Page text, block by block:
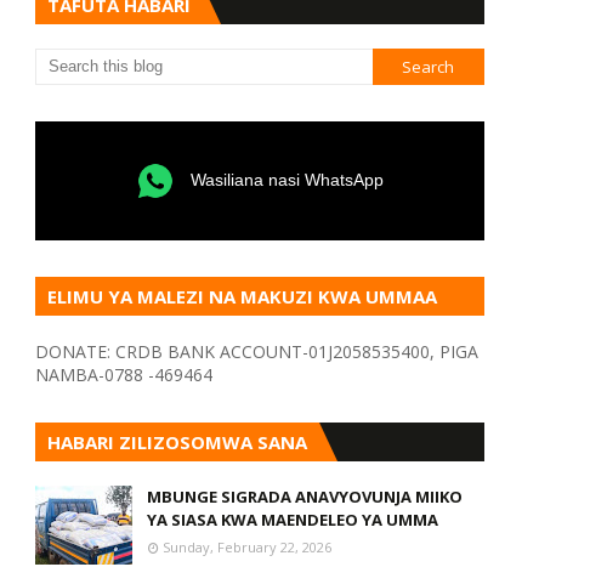
TAFUTA HABARI
Wasiliana nasi WhatsApp
ELIMU YA MALEZI NA MAKUZI KWA UMMAA
DONATE: CRDB BANK ACCOUNT-01J2058535400, PIGA
NAMBA-0788 -469464
HABARI ZILIZOSOMWA SANA
MBUNGE SIGRADA ANAVYOVUNJA MIIKO
YA SIASA KWA MAENDELEO YA UMMA
Sunday, February 22, 2026